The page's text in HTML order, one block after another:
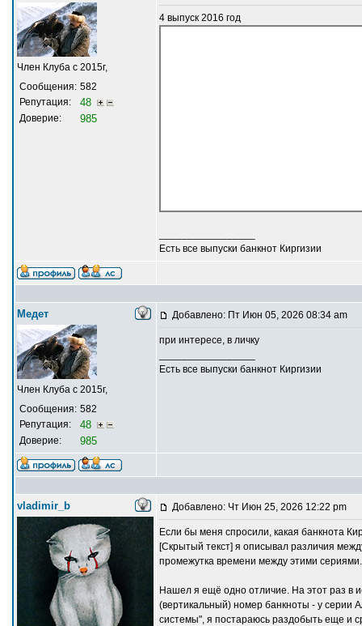
Член Клуба с 2015г,
Сообщения: 582
Репутация:
48
Доверие: 985
4 выпуск 2016 год
Есть все выпуски банкнот Киргизии
Медет
Член Клуба с 2015г,
Сообщения: 582
Репутация:
48
Доверие: 985
Добавлено: Пт Июн 05, 2026 08:34 am
при интересе, в личку
Есть все выпуски банкнот Киргизии
vladimir_b Добавлено: Чт Июн 25, 2026 12:22 pm
Если бы меня спросили, какая банкнота
[Скрытый текст] я описывал различия
промежутка времени между этими сериями.
Нашел я ещё одно отличие. На этот раз в
(вертикальный) номер банкноты - у серии
системы", я постараюсь раздобыть еще и